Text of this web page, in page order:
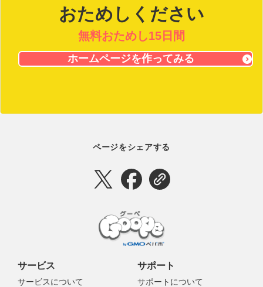
おためしください
無料おためし15日間
ホームページを作ってみる
ページをシェアする
サービス
サービスについて
サポート
サポートについて